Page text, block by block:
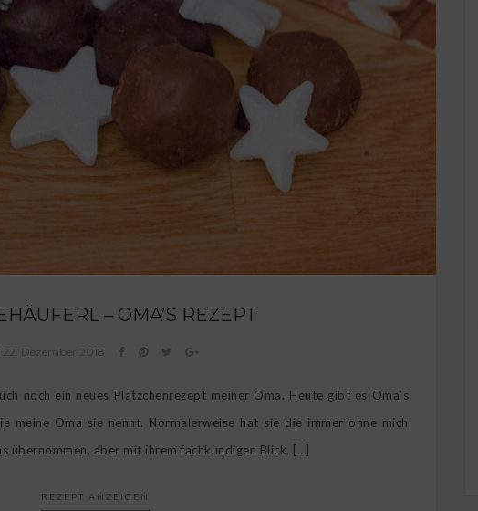
– OMA’S REZEPT
22. Dezember 2018
noch ein neues Plätzchenrezept meiner Oma. Heute gibt es Oma’s
meine Oma sie nennt. Normalerweise hat sie die immer ohne mich
übernommen, aber mit ihrem fachkundigen Blick, […]
REZEPT ANZEIGEN